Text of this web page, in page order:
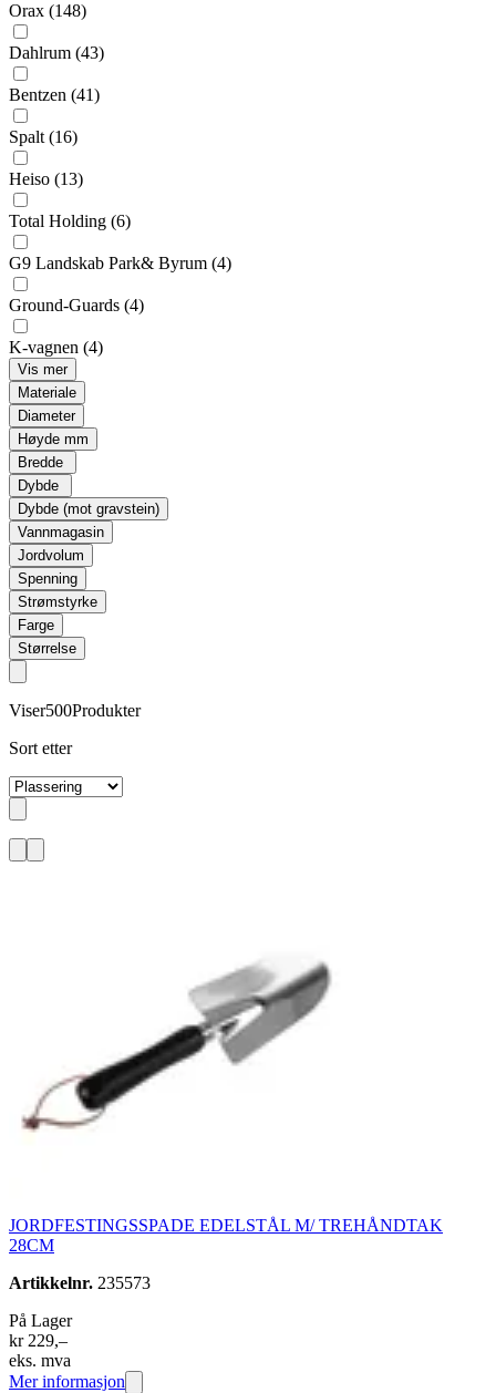
Orax (148)
Dahlrum (43)
Bentzen (41)
Spalt(16)
Heiso (13)
Total Holding (6)
G9 Landskab Park& Byrum (4)
Ground-Guards (4)
K-vagnen (4)
Vis mer
Materiale
Diameter
Høyde mm
Bredde
Dybde
Dybde (mot gravstein)
Vannmagasin
Jordvolum
Spenning
Strømstyrke
Farge
Størrelse
Viser500Produkter
Sort etter
JORDFESTINGSSPADE EDELSTÅL M/ TREHÅNDTAK
28CM
Artikkelnr. 235573
På Lager
kr 229,–
eks. mva
Mer informasjon